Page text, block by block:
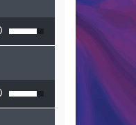
Utilisez les flèches haut/
Utilisez les flèches haut/